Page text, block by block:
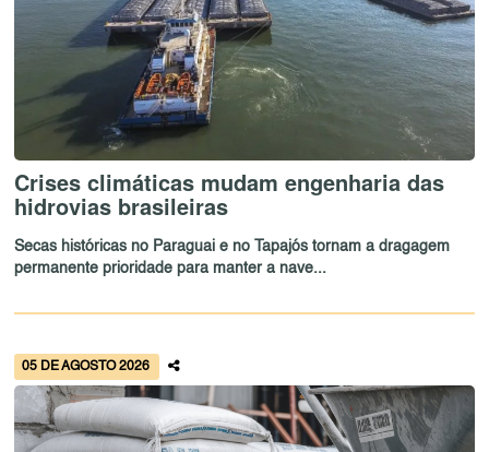
Crises climáticas mudam engenharia das
hidrovias brasileiras
Secas históricas no Paraguai e no Tapajós tornam a dragagem
permanente prioridade para manter a nave...
05 DE AGOSTO 2026